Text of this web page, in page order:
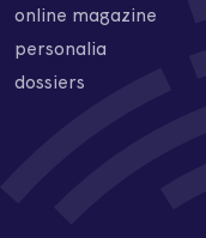
online magazine
personalia
dossiers